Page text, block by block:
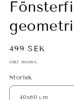
Ordinarie
pris
499 SEK
inkl moms.
Storlek